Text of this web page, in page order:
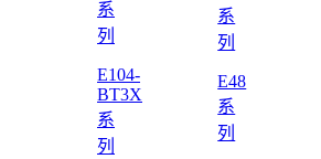
系
列
E104-
BT3X
系
列
系
列
E48
系
列